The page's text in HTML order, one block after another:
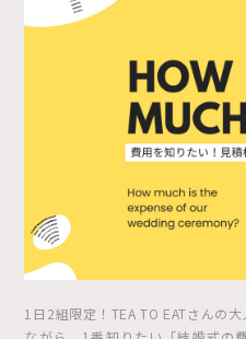
1日2組限定！TEA TO EATさんの